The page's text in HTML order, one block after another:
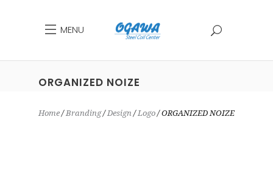
MENU
ORGANIZED NOIZE
Home Branding Design Logo ORGANIZED NOIZE